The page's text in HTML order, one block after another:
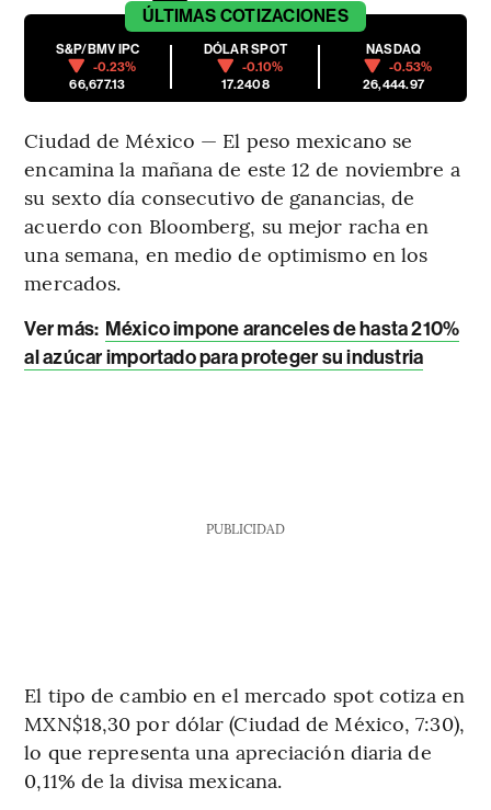
ÚLTIMAS COTIZACIONES
S&P/BMV IPC
-0.23%
66,677.13
DÓLAR SPOT
-0.10%
17.2408
NASDAQ
-0.53%
26,444.97
Ciudad de México — El peso mexicano se
encamina la mañana de este 12 de noviembre a
su sexto día consecutivo de ganancias, de
acuerdo con Bloomberg, su mejor racha en
una semana, en medio de optimismo en los
mercados.
Ver más: México impone aranceles de hasta 210%
al azúcar importado para proteger su industria
PUBLICIDAD
El tipo de cambio en el mercado spot cotiza en
MXN$18,30 por dólar (Ciudad de México, 7:30),
lo que representa una apreciación diaria de
0,11% de la divisa mexicana.